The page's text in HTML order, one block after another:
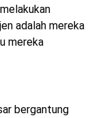
adalah mereka
mereka
bergantung